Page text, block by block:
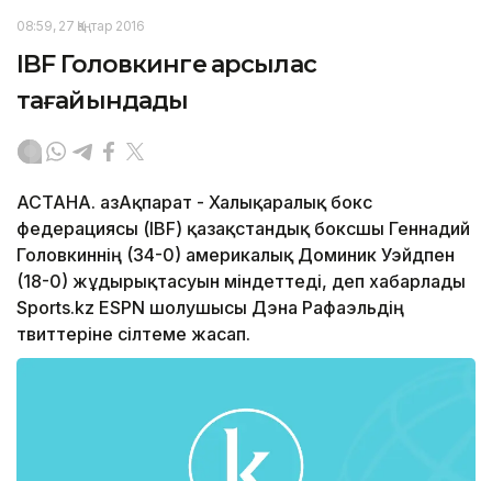
08:59, 27 Қаңтар 2016
IBF Головкинге қарсылас
тағайындады
АСТАНА. ҚазАқпарат - Халықаралық бокс
федерациясы (IBF) қазақстандық боксшы Геннадий
Головкиннің (34-0) америкалық Доминик Уэйдпен
(18-0) жұдырықтасуын міндеттеді, деп хабарлады
Sports.kz ESPN шолушысы Дэна Рафаэльдің
твиттеріне сілтеме жасап.